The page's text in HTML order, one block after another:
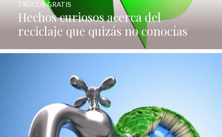
Hechos curiosos acerca del
reciclaje que quizás no conocías
TRUCOS GRATIS